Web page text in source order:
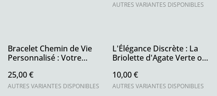
AUTRES VARIANTES DISPONIBLES
Bracelet Chemin de Vie
Personnalisé : Votre
25,00 €
AUTRES VARIANTES DISPONIBLES
L'Élégance Discrète : La
Briolette d'Agate Verte ou
10,00 €
AUTRES VARIANTES DISPONIBLES